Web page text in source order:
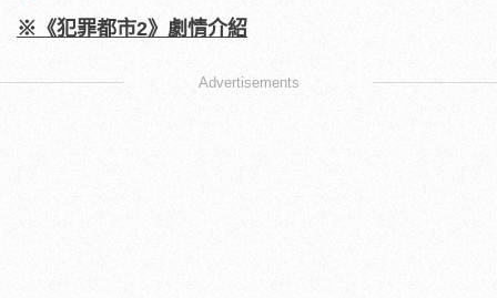
※《犯罪都市2》劇情介紹
Advertisements